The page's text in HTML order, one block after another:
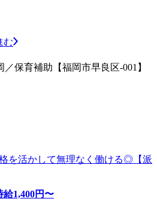
む
保育補助【福岡市早良区-001】
を活かして無理なく働ける◎【派
給1,400円〜